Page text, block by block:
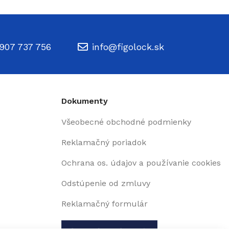
737 756 info@figolock.sk
Dokumenty
Všeobecné obchodné podmienky
Reklamačný poriadok
Ochrana os. údajov a používanie cookies
Odstúpenie od zmluvy
Reklamačný formulár